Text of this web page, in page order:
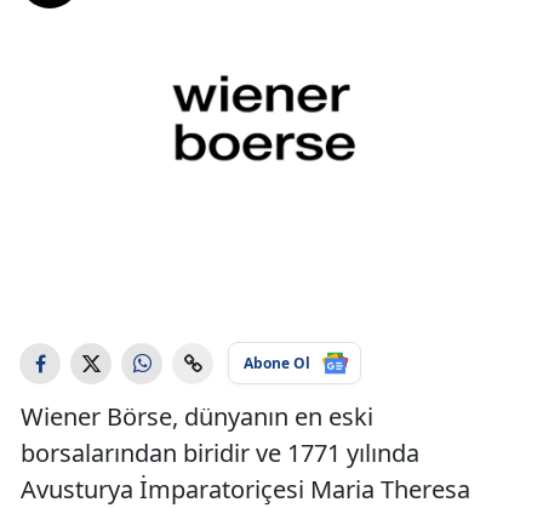
Abone Ol
Wiener Börse, dünyanın en eski
borsalarından biridir ve 1771 yılında
Avusturya İmparatoriçesi Maria Theresa